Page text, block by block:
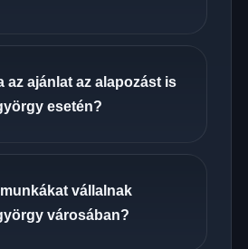
az ajánlat az alapozást is
esetén?
vállalnak
városában?